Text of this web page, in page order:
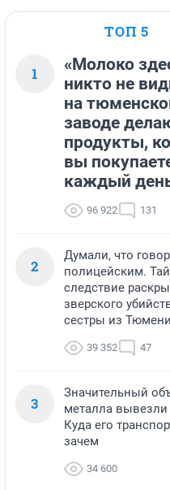
ТОП 5
1
«Молоко
никто не
на
заводе
продукты,
вы
каждый
96 922 131
2
Думали, что
полицейским.
следствие
зверского
сестры из Тюмени
39 352 47
3
Значительный
металла
Куда его
зачем
34 600